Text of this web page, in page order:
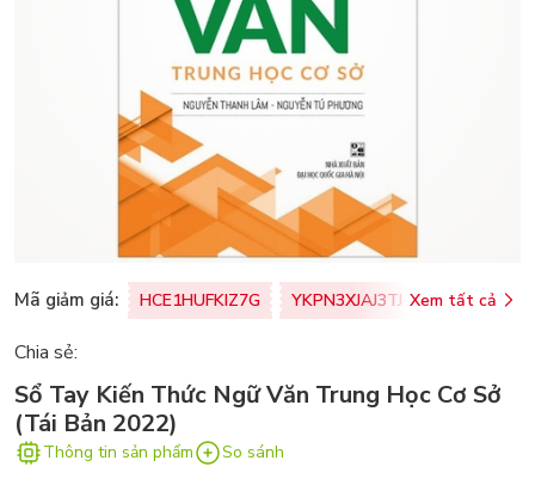
Mã giảm giá: HCE1HUFKIZ7G YKPN3XJAJ3TJ Xem tất cả
Chia sẻ:
Sổ Tay Kiến Thức Ngữ Văn Trung Học Cơ Sở
(Tái Bản 2022)
Thông tin sản phẩm So sánh